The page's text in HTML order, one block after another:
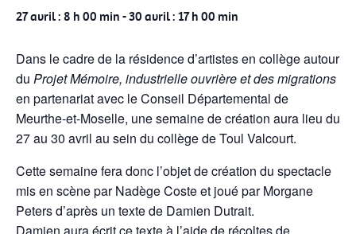
27 avril : 8 h 00 min-30 avril : 17 h 00 min
Dans le cadre de la résidence d’artistes en collège autour
du Projet Mémoire, industrielle ouvrière et des migrations
en partenariat avec le Conseil Départemental de
Meurthe-et-Moselle, une semaine de création aura lieu du
27 au 30 avril au sein du collège de Toul Valcourt.
Cette semaine fera donc l’objet de création du spectacle
mis en scène par Nadège Coste et joué par Morgane
Peters d’après un texte de Damien Dutrait.